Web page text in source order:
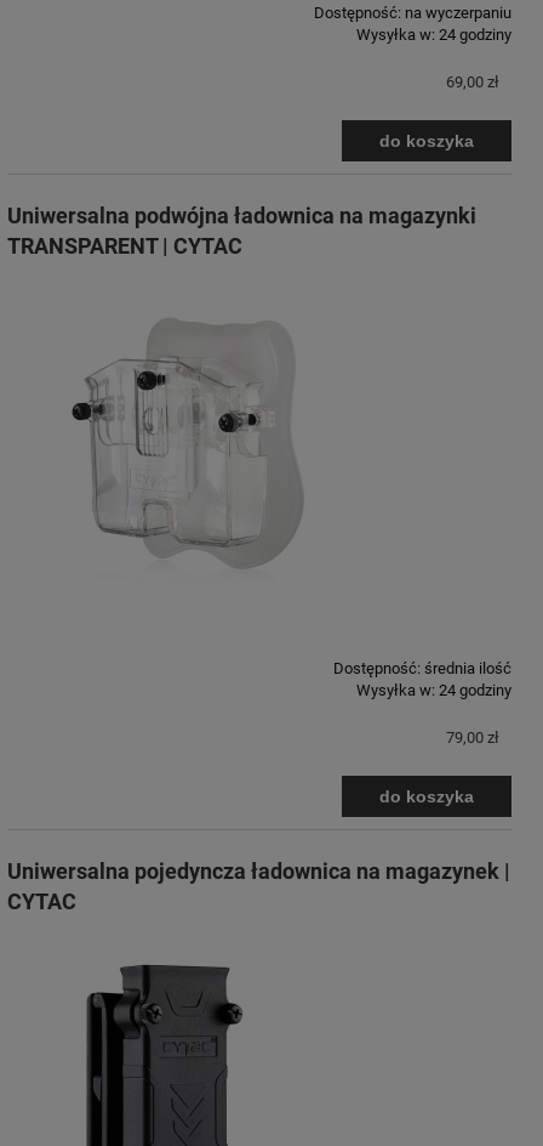
Dostępność: na wyczerpaniu
Wysyłka w: 24 godziny
69,00 zł
do koszyka
Uniwersalna podwójna ładownica na magazynki
TRANSPARENT | CYTAC
Dostępność: średnia ilość
Wysyłka w: 24 godziny
79,00 zł
do koszyka
Uniwersalna pojedyncza ładownica na magazynek |
CYTAC